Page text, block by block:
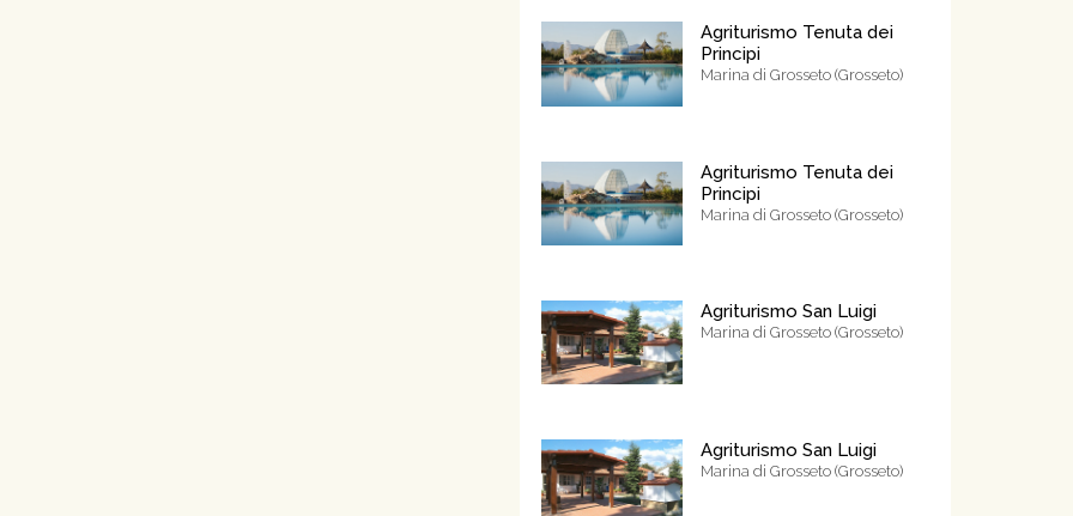
Agriturismo Tenuta dei
Principi
Marina di Grosseto (Grosseto)
Agriturismo Tenuta dei
Principi
Marina di Grosseto (Grosseto)
Agriturismo San Luigi
Marina di Grosseto (Grosseto)
Agriturismo San Luigi
Marina di Grosseto (Grosseto)